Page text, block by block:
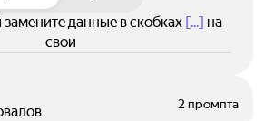
замените данные в скобках [...] на
свои
2 промпта